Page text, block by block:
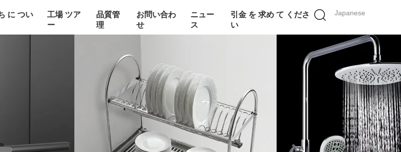
Japanese
に つい
工場 ツア
ー
品質管
理
お問い合わ
せ
ニュー
ス
引金 を 求め て くださ
い